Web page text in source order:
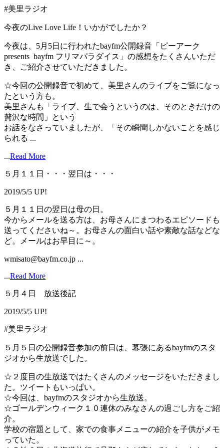
#美里ラジオ
今夜のLive Love Life！いかがでしたか？
今夜は、5月5日に行われたbayfm公開録音「ピーアーク
presents bayfm フリマパラダイス」の感想をたくさんいただ
き、ご紹介させていただきました。
☆今回の公開録音で初めて、美里さんのライブをご覧になっ
たという方も。
美里さんも「ライブ、生で会うというのは、そのときだけの
贅沢な時間」という
お話をなさっていましたが、「その瞬間しかないことを感じ
られる ...
...Read More
５月１１日・・・翌日は・・・
2019/5/5 UP!
５月１１日の翌日は母の日。
今からメールを送る方は、お母さんにまつわるエピソードも
送ってくださいね～。お母さんの面白い話や素敵な話などな
ど。メールはお早目に～。
wmisato@bayfm.co.jp ...
...Read More
５月４日 放送後記
2019/5/5 UP!
#美里ラジオ
５月５日の公開録音参加の前日は、幕張にあるbayfmのスタ
ジオから生放送でした。
☆２度目の生放送ではたくさんのメッセージをいただきまし
た。ツイートもいっぱい。
☆今回は、bayfmのスタジオから生放送。
☆ゴールデンウィーク１０連休のみなさんの過ごし方をご紹
介。
学校の宿題として、家での食事メニューの紹介を子供がメモ
っていた。